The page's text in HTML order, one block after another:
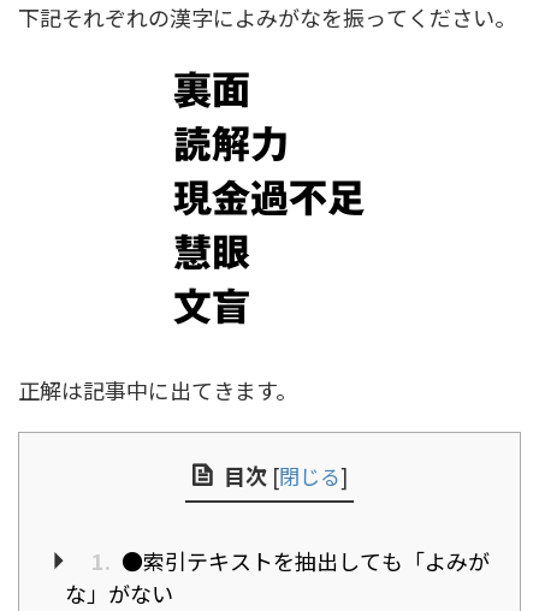
下記それぞれの漢字によみがなを振ってください。
正解は記事中に出てきます。
目次 [閉じる]
1. ●索引テキストを抽出しても「よみが
な」がない